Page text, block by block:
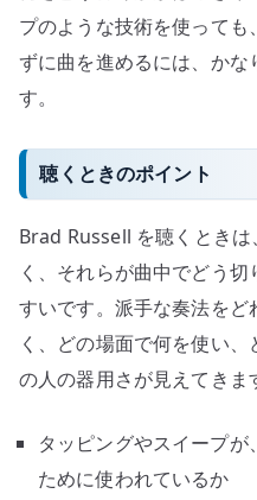
プのような技術を使って
ずに曲を進めるには、か
す。
聴くときのポイント
Brad Russell を聴くとき
く、それらが曲中でどう
すいです。派手な奏法を
く、どの場面で何を使い
の人の器用さが見えてきま
タッピングやスイープが
ために使われているか